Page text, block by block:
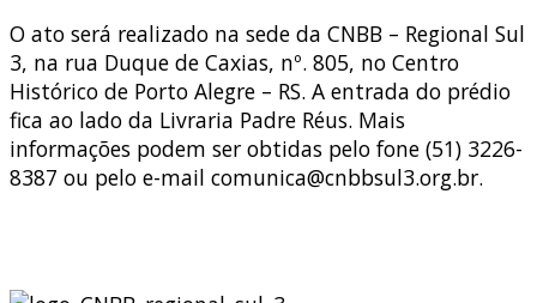
O ato será realizado na sede da CNBB – Regional Sul
3, na rua Duque de Caxias, nº. 805, no Centro
Histórico de Porto Alegre – RS. A entrada do prédio
fica ao lado da Livraria Padre Réus. Mais
informações podem ser obtidas pelo fone (51) 3226-
8387 ou pelo e-mail comunica@cnbbsul3.org.br.